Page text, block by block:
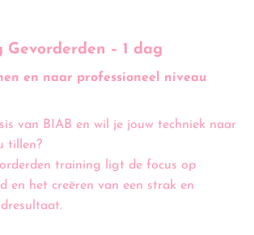
Gevorderden – 1 dag
en naar professioneel niveau
van BIAB en wil je jouw techniek naar
tillen?
training ligt de focus op
en het creëren van een strak en